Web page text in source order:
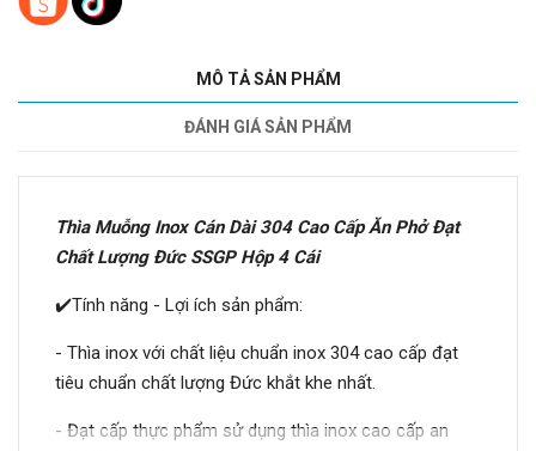
MÔ TẢ SẢN PHẨM
ĐÁNH GIÁ SẢN PHẨM
Thìa Muỗng Inox Cán Dài 304 Cao Cấp Ăn Phở Đạt
Chất Lượng Đức SSGP Hộp 4 Cái
✔️Tính năng - Lợi ích sản phẩm:
- Thìa inox với chất liệu chuẩn inox 304 cao cấp đạt
tiêu chuẩn chất lượng Đức khắt khe nhất.
- Đạt cấp thực phẩm sử dụng thìa inox cao cấp an